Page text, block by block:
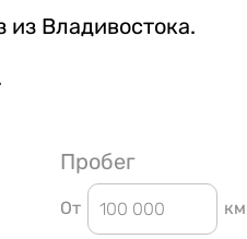
из Владивостока.
Пробег
От км